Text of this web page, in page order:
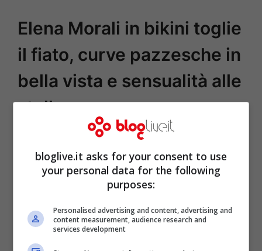
Elena Morali in bikini toglie
il fiato, curve pazzesche in
bella vista e sensualità alle
stelle
bloglive.it asks for your consent to use
your personal data for the following
purposes:
Personalised advertising and content, advertising and
content measurement, audience research and
services development